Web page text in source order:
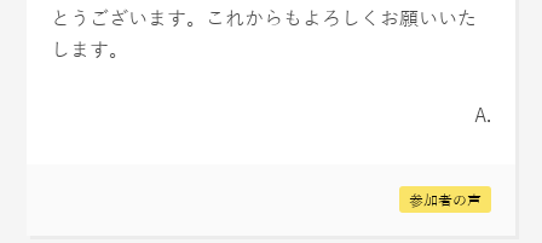
とうございます。これからもよろしくお願いいた
します。
A.
参加者の声